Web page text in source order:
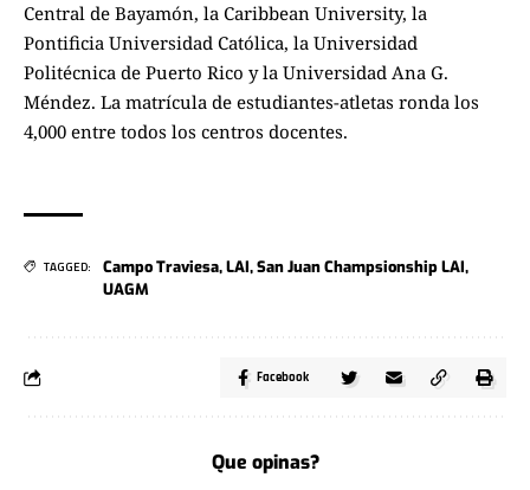
Central de Bayamón, la Caribbean University, la
Pontificia Universidad Católica, la Universidad
Politécnica de Puerto Rico y la Universidad Ana G.
Méndez. La matrícula de estudiantes-atletas ronda los
4,000 entre todos los centros docentes.
TAGGED: Campo Traviesa,LAI,San Juan Champsionship LAI,
UAGM
Facebook
Que opinas?